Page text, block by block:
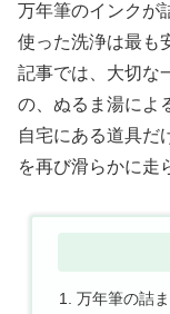
万年筆のインクが
使った洗浄は最も
記事では、大切な
の、ぬるま湯によ
自宅にある道具だ
を再び滑らかに走
万年筆の詰